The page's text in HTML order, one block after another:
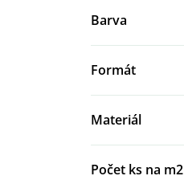
Barva
Formát
Materiál
Počet ks na m2